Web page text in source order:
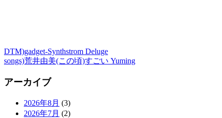
DTM)gadget-Synthstrom Deluge
songs)荒井由美(この頃)すごい Yuming
アーカイブ
2026年8月 (3)
2026年7月 (2)